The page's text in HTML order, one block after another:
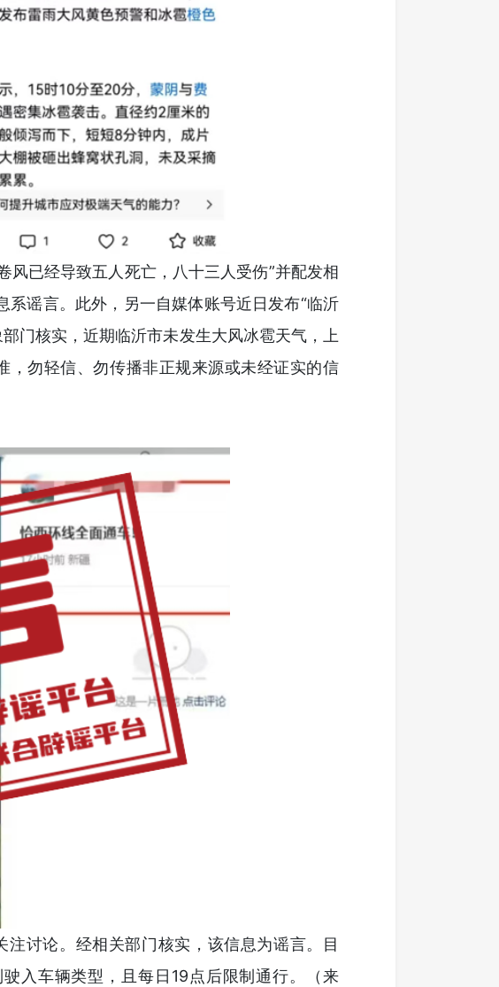
风已经导致五人死亡，八十三人受伤”并配发相
谣言。此外，另一自媒体账号近日发布“临沂
门核实，近期临沂市未发生大风冰雹天气，上
勿轻信、勿传播非正规来源或未经证实的信
讨论。经相关部门核实，该信息为谣言。目
入车辆类型，且每日19点后限制通行。（来